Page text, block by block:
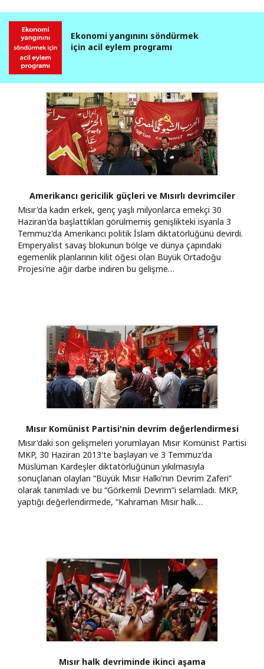
Ekonomi yangınını söndürmek
için acil eylem programı
Amerikancı gericilik güçleri ve Mısırlı devrimciler
Mısır'da kadın erkek, genç yaşlı milyonlarca emekçi 30
Haziran'da başlattıkları görülmemiş genişlikteki isyanla 3
Temmuz'da Amerikancı politik İslam diktatörlüğünü devirdi.
Emperyalist savaş blokunun bölge ve dünya çapındaki
egemenlik planlarının kilit öğesi olan Büyük Ortadoğu
Projesi'ne ağır darbe indiren bu gelişme…
Mısır Komünist Partisi'nin devrim değerlendirmesi
Mısır'daki son gelişmeleri yorumlayan Mısır Komünist Partisi
MKP, 30 Haziran 2013'te başlayan ve 3 Temmuz'da
Müslüman Kardeşler diktatörlüğünün yıkılmasıyla
sonuçlanan olayları “Büyük Mısır Halkı'nın Devrim Zaferi”
olarak tanımladı ve bu “Görkemli Devrim”i selamladı. MKP,
yaptığı değerlendirmede, “Kahraman Mısır halk…
Mısır halk devriminde ikinci aşama